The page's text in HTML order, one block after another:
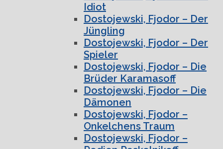
Idiot
Dostojewski, Fjodor – Der
Jüngling
Dostojewski, Fjodor – Der
Spieler
Dostojewski, Fjodor – Die
Brüder Karamasoff
Dostojewski, Fjodor – Die
Dämonen
Dostojewski, Fjodor –
Onkelchens Traum
Dostojewski, Fjodor –